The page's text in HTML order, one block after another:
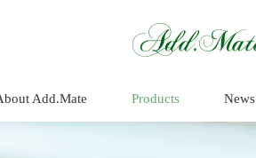
Add.Mate Products News